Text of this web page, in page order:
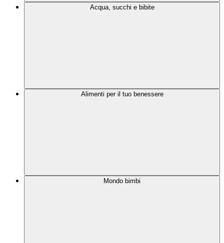
Acqua, succhi e bibite
Alimenti per il tuo benessere
Mondo bimbi